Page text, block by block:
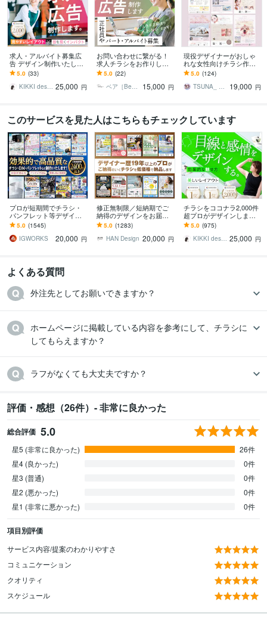
求人・アルバイト募集広
告 デザイン制作いたしま
す 応募したくなる！持っ
て帰りたくなる求人広告
5.0 (33)
KIKKI design 25,000 円
お問い合わせに繋がる！
求人チラシをお作りしま
す 代理店で制作経験あり
◎どんな職種もお任せく
ださい！
5.0 (22)
ベア［Bear_graphic］
15,000 円
現役デザイナーがおしゃ
れな女性向けチラシ作成
します ペット、トリミン
グ、美容、クリニック、
サロン、エステなど
5.0 (124)
TSUNA_ design
19,000 円
このサービスを見た人はこちらもチェックしています
プロが短期間でチラシ・
パンフレット等デザイン
します 名刺、ショップカ
ード、DMなど印刷物なら
何でも対応可能です
5.0 (1545)
IGWORKS
20,000 円
修正無制限／短納期でご
納得のデザインをお届け
します その他、パンフ・
ポスター・メニュー・名
刺・看板 etc.
5.0 (1283)
HAN Design 20,000 円
チラシをココナラ2,000件
超プロがデザインします
美しいレイアウト、目を
惹くビジュアルのフライ
ヤー・チラシ
5.0 (975)
KIKKI design 25,000 円
よくある質問
ホームページに掲載している内容を参考にして、チラシに
してもらえますか？
ラフがなくても大丈夫ですか？
評価・感想（26件）- 非常に良かった
総合評価 5.0
星5 (非常に良かった)
26件
星4 (良かった)
0件
星3 (普通)
0件
星2 (悪かった)
0件
星1 (非常に悪かった)
0件
項目別評価
サービス内容/提案のわかりやすさ
コミュニケーション
クオリティ
スケジュール